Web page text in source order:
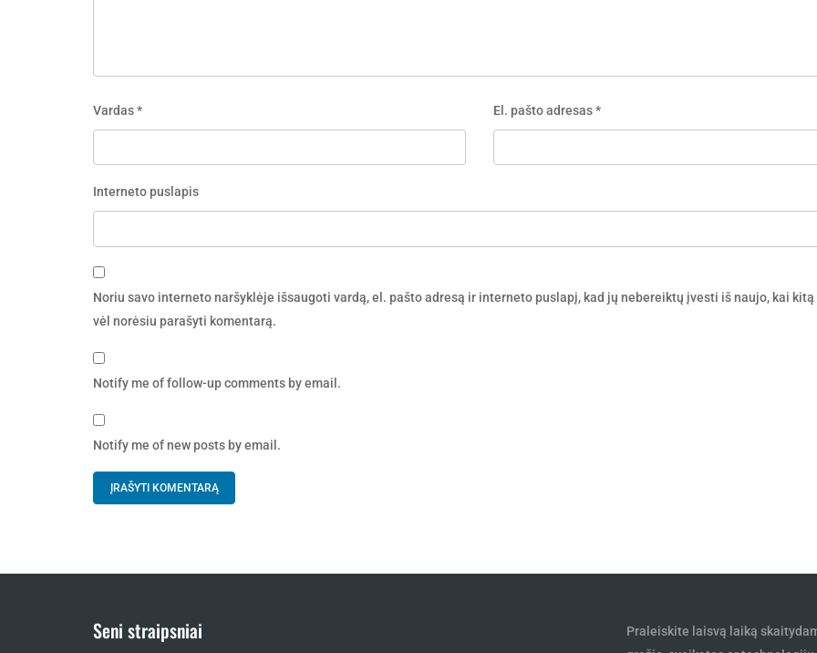
Vardas* El. pašto adresas*
Interneto puslapis
Noriu savo interneto naršyklėje išsaugoti vardą, el. pašto adresą ir interneto puslapį, kad jų nebereiktų įvesti iš naujo, kai kitą
vėl norėsiu parašyti komentarą.
Notify me of follow-up comments by email.
Notify me of new posts by email.
Seni straipsniai
Praleiskite laisvą laiką